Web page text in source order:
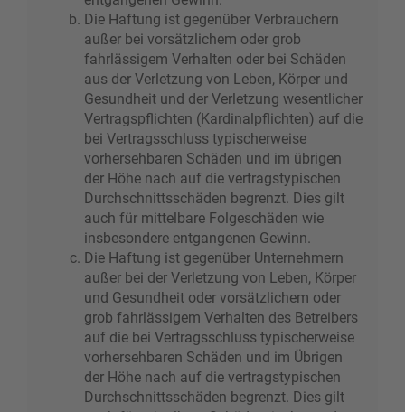
Die Haftung ist gegenüber Verbrauchern
außer bei vorsätzlichem oder grob
fahrlässigem Verhalten oder bei Schäden
aus der Verletzung von Leben, Körper und
Gesundheit und der Verletzung wesentlicher
Vertragspflichten (Kardinalpflichten) auf die
bei Vertragsschluss typischerweise
vorhersehbaren Schäden und im übrigen
der Höhe nach auf die vertragstypischen
Durchschnittsschäden begrenzt. Dies gilt
auch für mittelbare Folgeschäden wie
insbesondere entgangenen Gewinn.
Die Haftung ist gegenüber Unternehmern
außer bei der Verletzung von Leben, Körper
und Gesundheit oder vorsätzlichem oder
grob fahrlässigem Verhalten des Betreibers
auf die bei Vertragsschluss typischerweise
vorhersehbaren Schäden und im Übrigen
der Höhe nach auf die vertragstypischen
Durchschnittsschäden begrenzt. Dies gilt